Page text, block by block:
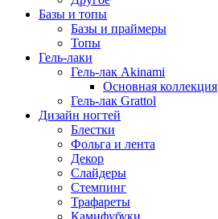
Базы и топы
Базы и праймеры
Топы
Гель-лаки
Гель-лак Akinami
Основная коллекция
Гель-лак Grattol
Дизайн ногтей
Блестки
Фольга и лента
Декор
Слайдеры
Стемпинг
Трафареты
Камифубуки